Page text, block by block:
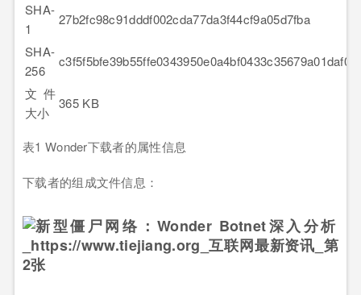
SHA-
1
27b2fc98c91dddf002cda77da3f44cf9a05d7fba
SHA-
256
文件
大小
365 KB
表1 Wonder下载者的属性信息
下载者的组成文件信息：